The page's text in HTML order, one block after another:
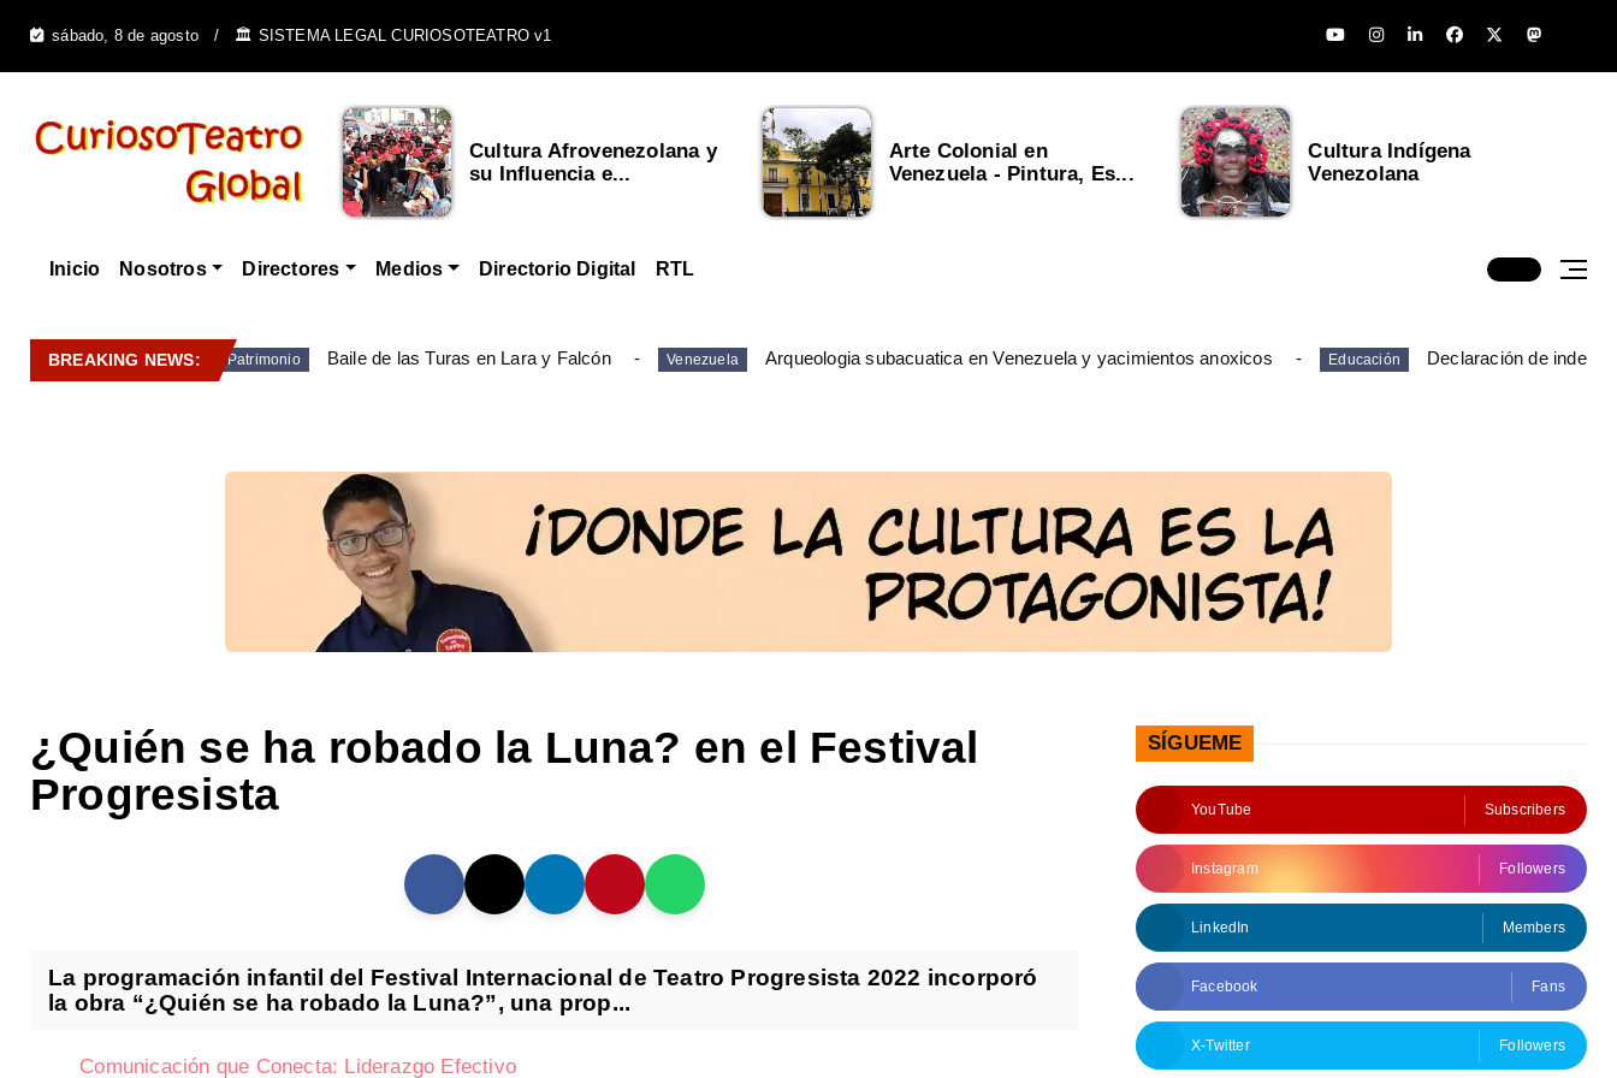
sábado, 8 de agosto 🏛️ SISTEMA LEGAL CURIOSOTEATRO v1
Cultura Afrovenezolana y
su Influencia e...
Arte Colonial en
Venezuela - Pintura, Es...
Cultura Indígena
Venezolana
Inicio Nosotros Directores Medios Directorio Digital RTL
BREAKING NEWS: Patrimonio Baile de las Turas en Lara y Falcón Venezuela Arqueologia subacuatica en Venezuela y yacimientos anoxicos Educación Declaración de
¿Quién se ha robado la Luna? en el Festival
Progresista
La programación infantil del Festival Internacional de Teatro Progresista 2022 incorporó
la obra “¿Quién se ha robado la Luna?”, una prop...
Comunicación que Conecta: Liderazgo Efectivo
SÍGUEME
YouTube Subscribers
Instagram Followers
LinkedIn Members
Facebook Fans
X-Twitter Followers